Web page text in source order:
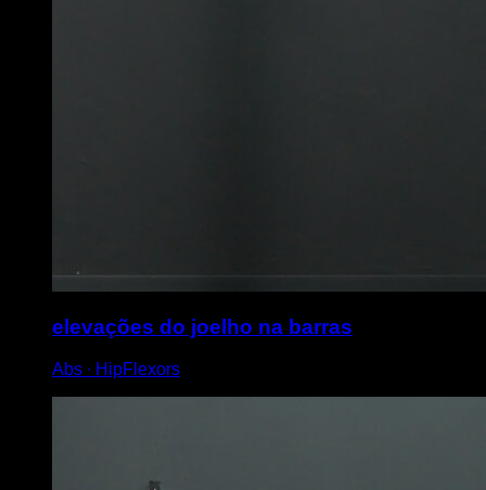
elevações do joelho na barras
Abs ∙ HipFlexors